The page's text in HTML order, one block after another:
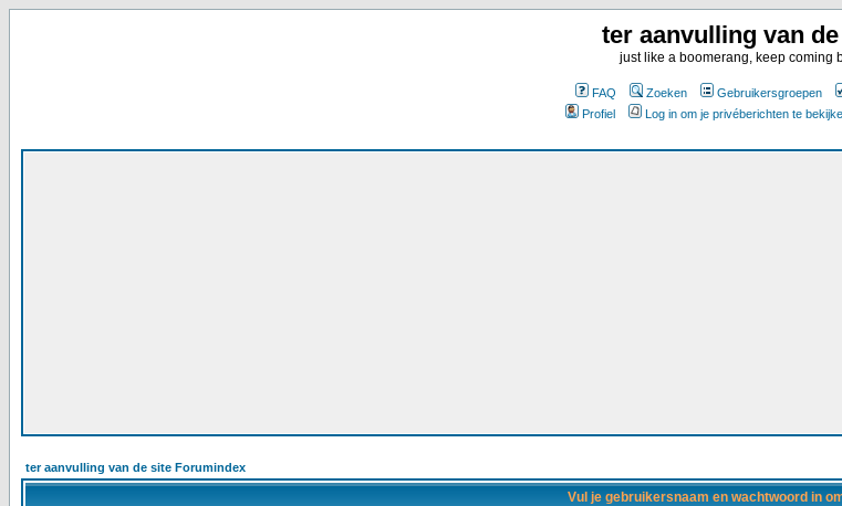
ter aanvulling van
just like a boomerang, keep coming
FAQ Zoeken Gebruikersgroepen
Profiel
Log in om je privéberichten te
ter aanvulling van de site Forumindex
Vul je gebruikersnaam en wachtwoord in